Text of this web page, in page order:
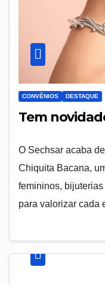
CONVÊNIOS DESTAQUE
Tem
O Sechsar acaba
Chiquita Bacana,
femininos,
para valorizar cada